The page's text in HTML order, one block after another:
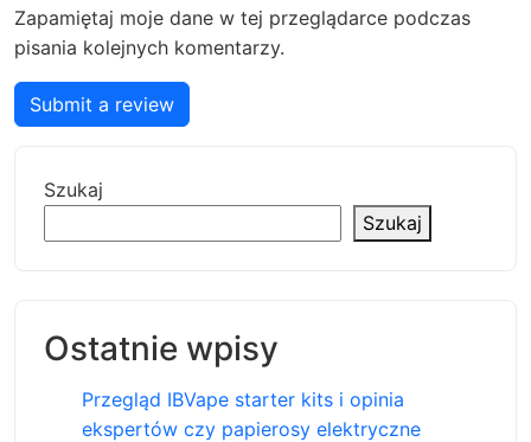
Zapamiętaj moje dane w tej przeglądarce podczas
pisania kolejnych komentarzy.
Submit a review
Szukaj
Szukaj
Ostatnie wpisy
Przegląd IBVape starter kits i opinia
ekspertów czy papierosy elektryczne